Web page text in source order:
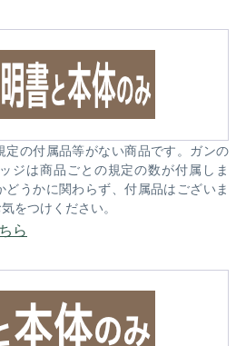
の付属品等がない商品です。ガンの
ジは商品ごとの規定の数が付属しま
うかに関わらず、付属品はございま
をつけください。
ら